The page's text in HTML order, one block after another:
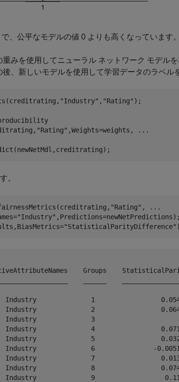
、公平なモデルの値 0 よりも高くなっています。
みを使用してニューラル ネットワーク モデル
、新しいモデルを使用して学習データのラベル
"Industry" , "Rating" );
"Rating" ,Weights=weights,
...
。
fairnessMetrics(creditrating, "Rating" ,
...
"Industry" ,Predictions=newNetPredictions);
"StatisticalParityDifference" )
Groups
Industry              1
Industry              2
Industry              3
Industry              4
Industry              5
Industry              6
Industry              7
Industry              8
Industry              9